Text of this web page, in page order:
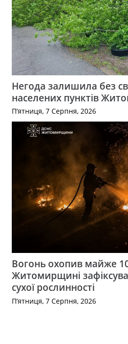
Негода залишила без
населених пунктів
П’ятниця, 7 Серпня, 2026
Вогонь охопив майже
Житомирщині
сухої рослинності
П’ятниця, 7 Серпня, 2026